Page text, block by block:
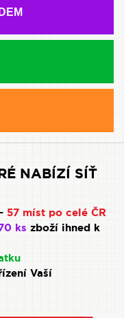
NABÍZÍ SÍŤ
57 míst po celé ČR
ks zboží ihned k
Vaší